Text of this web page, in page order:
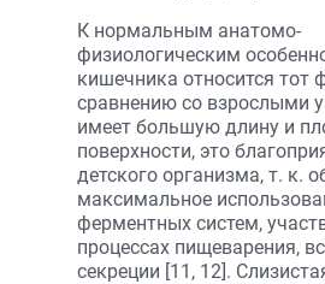
К нормальным анатомо-
физиологическим
кишечника относится тот
сравнению со взрослыми
имеет большую длину и
поверхности, это
детского организма, т. к.
максимальное
ферментных систем,
процессах пищеварения,
секреции [11, 12].